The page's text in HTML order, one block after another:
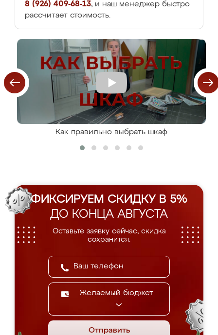
8 (926) 409-68-13, и наш менеджер быстро
рассчитает стоимость.
Как правильно выбрать шкаф
ФИКСИРУЕМ СКИДКУ В 5%
ДО КОНЦА АВГУСТА
Оставьте заявку сейчас, скидка
сохранится.
Желаемый бюджет
Отправить